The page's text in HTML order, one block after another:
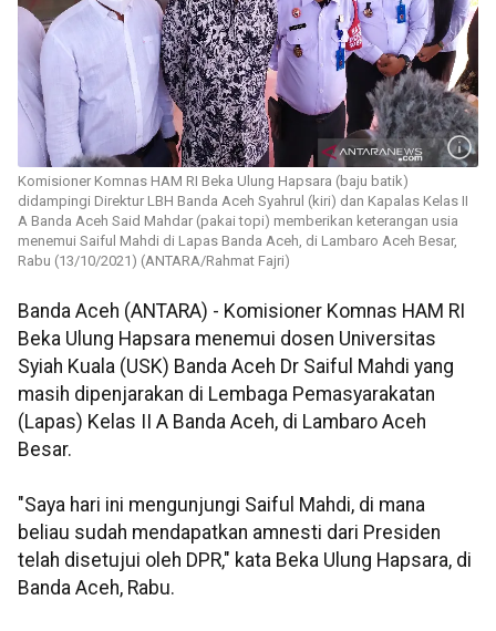
Komisioner Komnas HAM RI Beka Ulung Hapsara (baju batik)
didampingi Direktur LBH Banda Aceh Syahrul (kiri) dan Kapalas Kelas II
A Banda Aceh Said Mahdar (pakai topi) memberikan keterangan usia
menemui Saiful Mahdi di Lapas Banda Aceh, di Lambaro Aceh Besar,
Rabu (13/10/2021) (ANTARA/Rahmat Fajri)
Banda Aceh (ANTARA) - Komisioner Komnas HAM RI
Beka Ulung Hapsara menemui dosen Universitas
Syiah Kuala (USK) Banda Aceh Dr Saiful Mahdi yang
masih dipenjarakan di Lembaga Pemasyarakatan
(Lapas) Kelas II A Banda Aceh, di Lambaro Aceh
Besar.
"Saya hari ini mengunjungi Saiful Mahdi, di mana
beliau sudah mendapatkan amnesti dari Presiden
telah disetujui oleh DPR," kata Beka Ulung Hapsara, di
Banda Aceh, Rabu.